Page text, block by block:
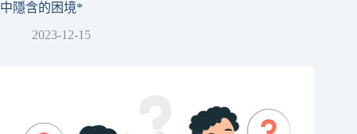
中隱含的困境*
2023-12-15